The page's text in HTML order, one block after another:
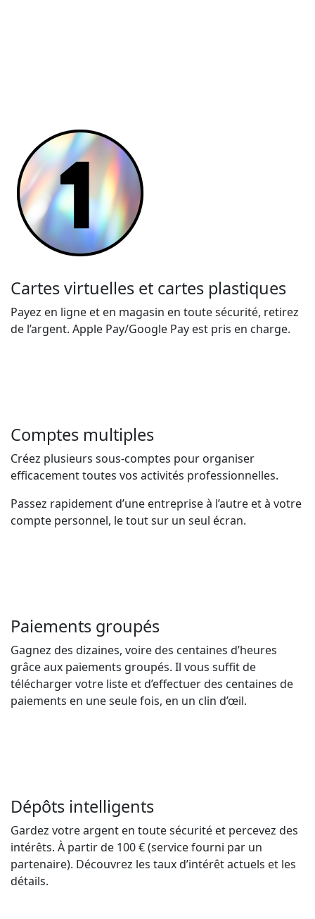
Cartes virtuelles et cartes plastiques
Payez en ligne et en magasin en toute sécurité, retirez
de l’argent. Apple Pay/Google Pay est pris en charge.
Comptes multiples
Créez plusieurs sous-comptes pour organiser
efficacement toutes vos activités professionnelles.
Passez rapidement d’une entreprise à l’autre et à votre
compte personnel, le tout sur un seul écran.
Paiements groupés
Gagnez des dizaines, voire des centaines d’heures
grâce aux paiements groupés. Il vous suffit de
télécharger votre liste et d’effectuer des centaines de
paiements en une seule fois, en un clin d’œil.
Dépôts intelligents
Gardez votre argent en toute sécurité et percevez des
intérêts. À partir de 100 € (service fourni par un
partenaire). Découvrez les taux d’intérêt actuels et les
détails.